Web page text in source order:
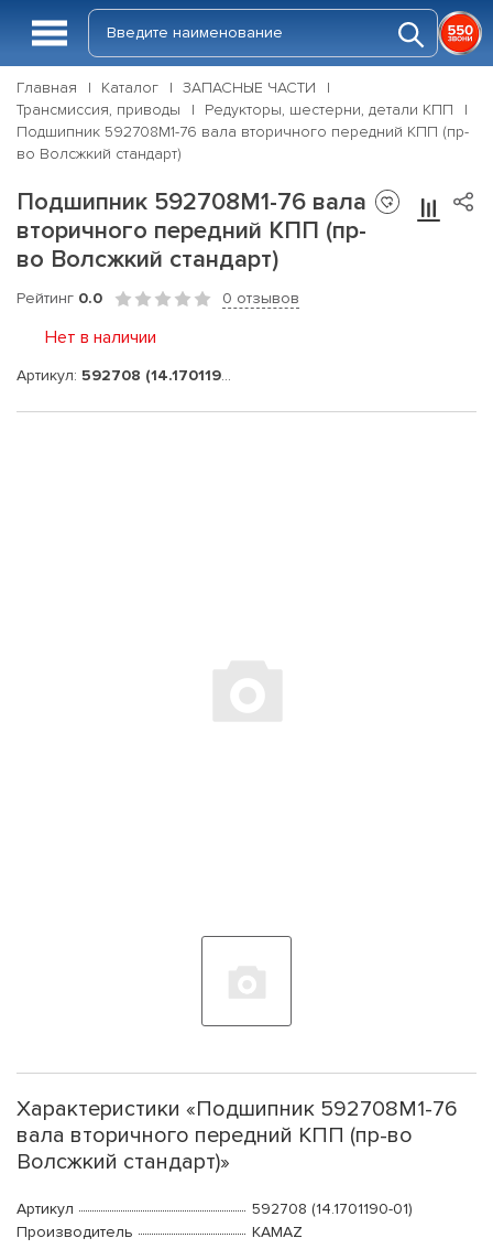
Главная Каталог
ЗАПАСНЫЕ ЧАСТИ
Трансмиссия, приводы
Редукторы, шестерни, детали КПП
Подшипник 592708М1-76 вала вторичного передний КПП (пр-
во Волсжкий стандарт)
Подшипник 592708М1-76 вала
вторичного передний КПП (пр-
во Волсжкий стандарт)
Рейтинг 0.0 0 отзывов
Нет в наличии
Артикул: 592708 (14.1701190-01)
Характеристики «Подшипник 592708М1-76
вала вторичного передний КПП (пр-во
Волсжкий стандарт)»
Артикул
592708 (14.1701190-01)
Производитель
KAMAZ